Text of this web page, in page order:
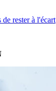
rester à l'écart